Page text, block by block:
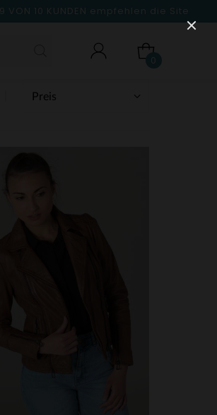
VON 10 KUNDEN empfehlen die Site
0